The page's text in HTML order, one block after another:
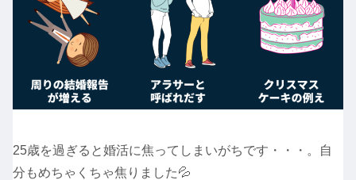
25歳を過ぎると婚活に焦ってしまいがちです・・・。自
分もめちゃくちゃ焦りました💦